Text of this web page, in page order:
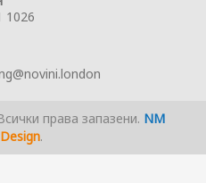
1026
права запазени. NM
.